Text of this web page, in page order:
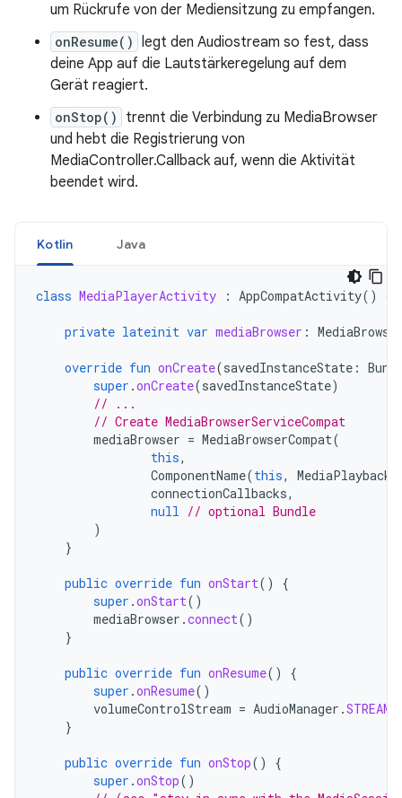
um Rückrufe von der Mediensitzung zu empfangen.
onResume() legt den Audiostream so fest, dass
deine App auf die Lautstärkeregelung auf dem
Gerät reagiert.
onStop()
trennt die Verbindung zu MediaBrowser
und hebt die Registrierung von
MediaController.Callback auf, wenn die Aktivität
beendet wird.
Kotlin Java
class MediaPlayerActivity : AppCompatActivity() {
private lateinit var mediaBrowser :
override fun onCreate(savedInstanceState :
super .onCreate(savedInstanceState)
// ...
// Create MediaBrowserServiceCompat
mediaBrowser = MediaBrowserCompat(
this,
ComponentName(this,
connectionCallbacks,
null // optional Bundle
)
}
public override fun onStart()
{
super .onStart()
mediaBrowser .connect()
}
public override fun onResume()
{
super .onResume()
volumeControlStream = AudioManager .
}
public override fun onStop()
{
super .onStop()